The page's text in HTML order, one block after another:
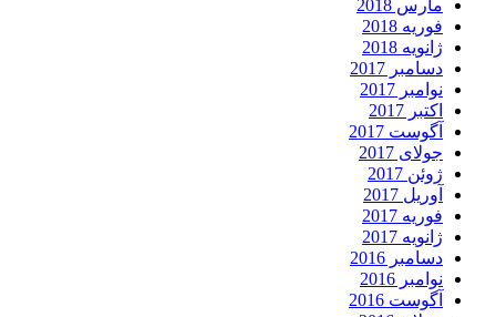
مارس 2018
فوریه 2018
ژانویه 2018
دسامبر 2017
نوامبر 2017
اکتبر 2017
آگوست 2017
جولای 2017
ژوئن 2017
آوریل 2017
فوریه 2017
ژانویه 2017
دسامبر 2016
نوامبر 2016
آگوست 2016